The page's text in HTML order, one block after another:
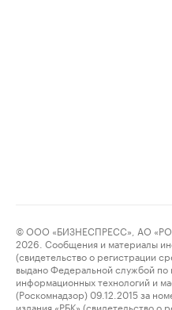
© ООО «БИЗНЕСПРЕСС», АО
2026. Сообщения и материалы
(свидетельство о регистрации
выдано Федеральной службой по
информационных технологий и
(Роскомнадзор) 09.12.2015 за
издания «РБК» (свидетельство о